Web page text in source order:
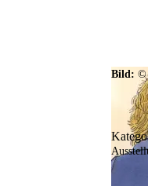
Bild:©